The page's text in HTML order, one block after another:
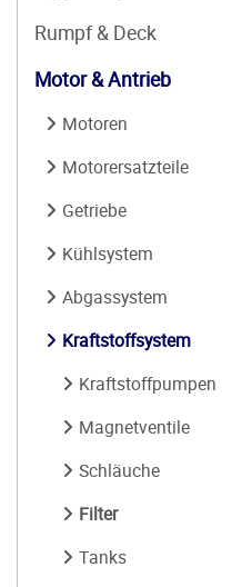
Rumpf & Deck
Motor & Antrieb
Motoren
Motorersatzteile
Getriebe
Kühlsystem
Abgassystem
Kraftstoffsystem
Kraftstoffpumpen
Magnetventile
Schläuche
Filter
Tanks